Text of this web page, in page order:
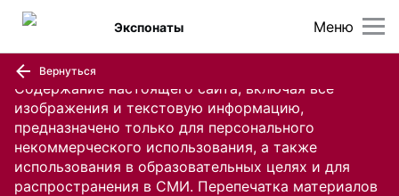
Содержание настоящего сайта, включая все
изображения и текстовую информацию,
предназначено только для персонального
некоммерческого использования, а также
использования в образовательных целях и для
распространения в СМИ. Перепечатка материалов
Меню
Экспонаты
Вернуться